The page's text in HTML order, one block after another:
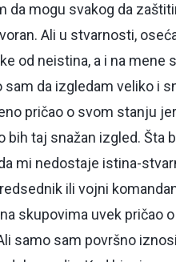
mogu svakog da
Ali u stvarnosti,
od neistina, a i na mene
da izgledam veliko i
pričao o svom stanju
taj snažan izgled. Šta
mi nedostaje istina-
ili vojni
skupovima uvek pričao
samo sam površno